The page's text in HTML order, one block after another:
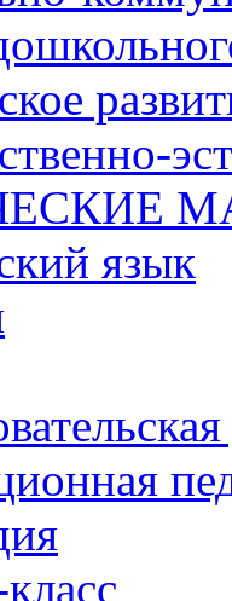
язык